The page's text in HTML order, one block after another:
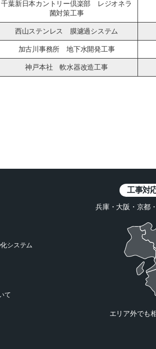
千葉新日本カントリー倶楽部 レジオネラ
菌対策工事
西山ステンレス 膜濾過システム
加古川事務所 地下水開発工事
神戸本社 軟水器改造工事
システム
て
工事対
兵庫・大阪・京都
エリア外でも